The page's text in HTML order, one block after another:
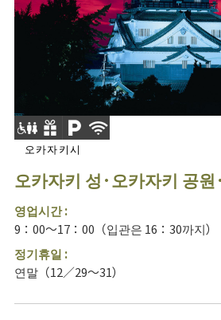
오카자키시
오카자키 성·오카자키 공
영업시간 :
9：00～17：00（입관은 16：30까지）
정기휴일 :
연말（12／29～31）